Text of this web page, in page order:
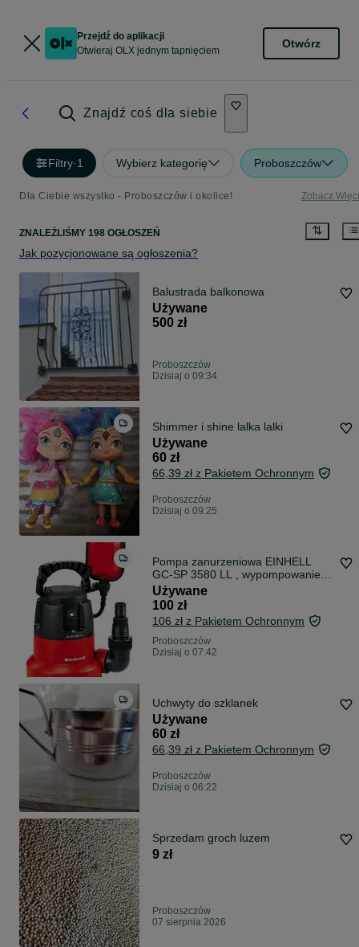
Przejdź do aplikacji
Otwieraj OLX jednym tapnięciem
Otwórz
Znajdź coś dla siebie
Filtry·1 Wybierz kategorię Proboszczów
Dla Ciebie wszystko - Proboszczów i okolice! Zobacz
ZNALEŹLIŚMY 198 OGŁOSZEŃ
Jak pozycjonowane są ogłoszenia?
Balustrada balkonowa
Używane
500 zł
Proboszczów
Dzisiaj o 09:34
Shimmer i shine lalka lalki
Używane
60 zł
66,39 zł z Pakietem Ochronnym
Proboszczów
Dzisiaj o 09:25
Pompa zanurzeniowa EINHELL
GC-SP 3580 LL , wypompowanie
do 1mm P121 N
Używane
100 zł
106 zł z Pakietem Ochronnym
Proboszczów
Dzisiaj o 07:42
Uchwyty do szklanek
Używane
60 zł
66,39 zł z Pakietem Ochronnym
Proboszczów
Dzisiaj o 06:22
Sprzedam groch luzem
9 zł
Proboszczów
07 sierpnia 2026